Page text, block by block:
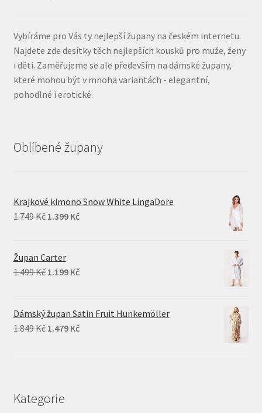
Vybíráme pro Vás ty nejlepší župany na českém internetu.
Najdete zde desítky těch nejlepších kousků pro muže, ženy
i děti. Zaměřujeme se ale především na dámské župany,
které mohou být v mnoha variantách - elegantní,
pohodlné i erotické.
Oblíbené župany
Krajkové kimono Snow White LingaDore
1.749Kč Original
1.749 Kč.
1.399 KčCurrent
Župan Carter
1.499Kč Original
1.499 Kč.
1.199 KčCurrent
1.199 Kč.
Dámský župan Satin Fruit Hunkemöller
1.849Kč Original
1.479 KčCurrent
Kategorie